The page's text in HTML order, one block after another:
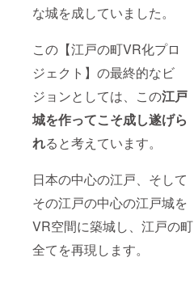
な城を成していました。
この【江戸の町VR化プロ
ジェクト】の最終的なビ
ジョンとしては、この江戸
城を作ってこそ成し遂げら
れると考えています。
日本の中心の江戸、そして
その江戸の中心の江戸城を
VR空間に築城し、江戸の町
全てを再現します。